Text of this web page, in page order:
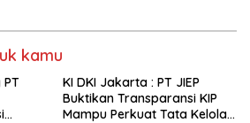
kamu
KI DKI Jakarta : PT JIEP
Buktikan Transparansi KIP
Mampu Perkuat Tata Kelola